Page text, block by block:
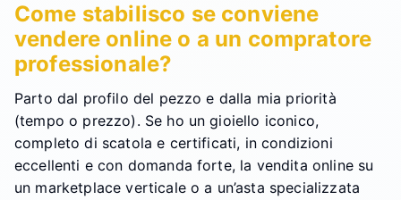
Come stabilisco se conviene
vendere online o a un compratore
professionale?
Parto dal profilo del pezzo e dalla mia priorità
(tempo o prezzo). Se ho un gioiello iconico,
completo di scatola e certificati, in condizioni
eccellenti e con domanda forte, la vendita online su
un marketplace verticale o a un’asta specializzata